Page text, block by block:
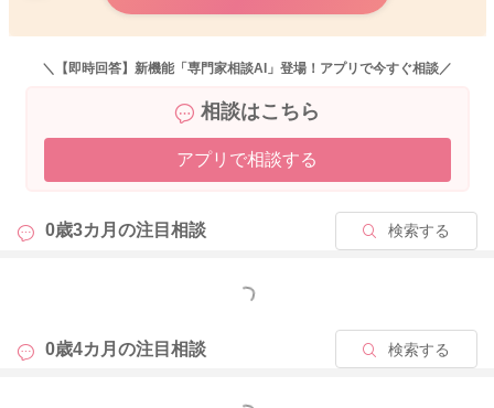
まず、一番大事なことですが、今しっかり飲めていて、体重増
加も良好、健診でも首すわりを指摘されていないとのことは、
もちろん、赤ちゃんへの強い揺さぶりや頭部外傷は注意が必要
とされますが、今回のお話のように、羽毛布団の上へ置いた、
っても発達や様子に問題が見られていないのであれば、今の時
点で重大な脳障害を強く疑う状況には思えません。
また、本当に危険な頭部外傷であれば、意識状態の異常やけい
較的早期に出ることが多いと考えます。
＼【即時回答】新機能「専門家相談AI」登場！アプリで今すぐ相談／
相談はこちら
アプリで相談する
0歳3カ月の注目相談 検索する
もっと見る
0歳4カ月の注目相談 検索する